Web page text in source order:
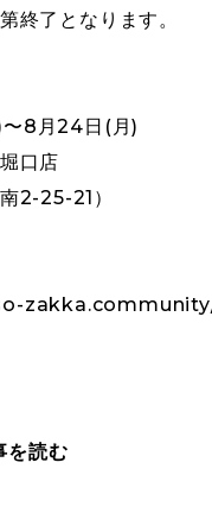
終了となります。
8月24日(月)
口店
2-25-21）
を読む